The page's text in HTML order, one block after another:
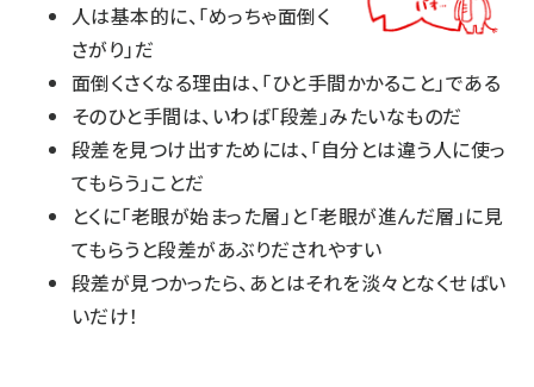
人は基本的に、「めっちゃ面倒く
さがり」だ
面倒くさくなる理由は、「ひと手間かかること」である
そのひと手間は、いわば「段差」みたいなものだ
段差を見つけ出すためには、「自分とは違う人に使っ
てもらう」ことだ
とくに「老眼が始まった層」と「老眼が進んだ層」に見
てもらうと段差があぶりだされやすい
段差が見つかったら、あとはそれを淡々となくせばい
いだけ！